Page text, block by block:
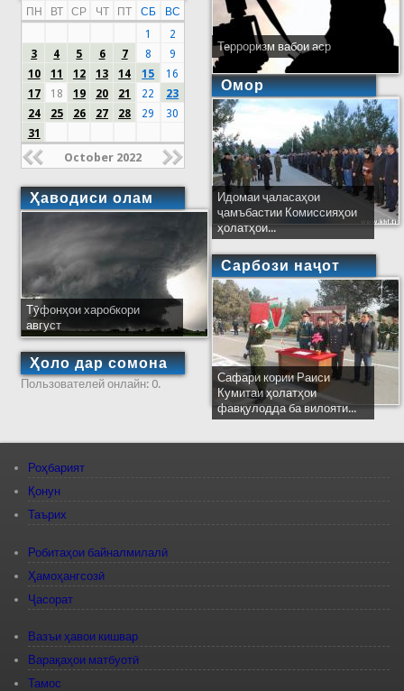
ПН ВТ СР ЧТ ПТ СБ
ВС
1
2
3
4 5 6 7 8
9
10
11 12 13 14 15
16
17
18 19 20 21 22
23
24
25 26 27 28 29
30
31
October 2022
Ҳаводиси олам
Тӯфонҳои харобкори
август
Ҳоло дар сомона
Пользователей онлайн: 0.
Терроризм вабои аср
Омор
Идомаи ҷаласаҳои
ҷамъбастии Комиссияҳои
ҳолатҳои...
Сарбози наҷот
Сафари кории Раиси
Кумитаи ҳолатҳои
фавқулодда ба вилояти...
Роҳбарият
Қонун
Таърих
Робитаҳои байналмилалӣ
Ҳамоҳангсозӣ
Ҷасорат
Вазъи ҳавои кишвар
Варақаҳои матбуотӣ
Тамос